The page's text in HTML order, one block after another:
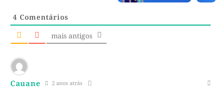
4 Comentários
mais antigos
Cauane 2 anos atrás